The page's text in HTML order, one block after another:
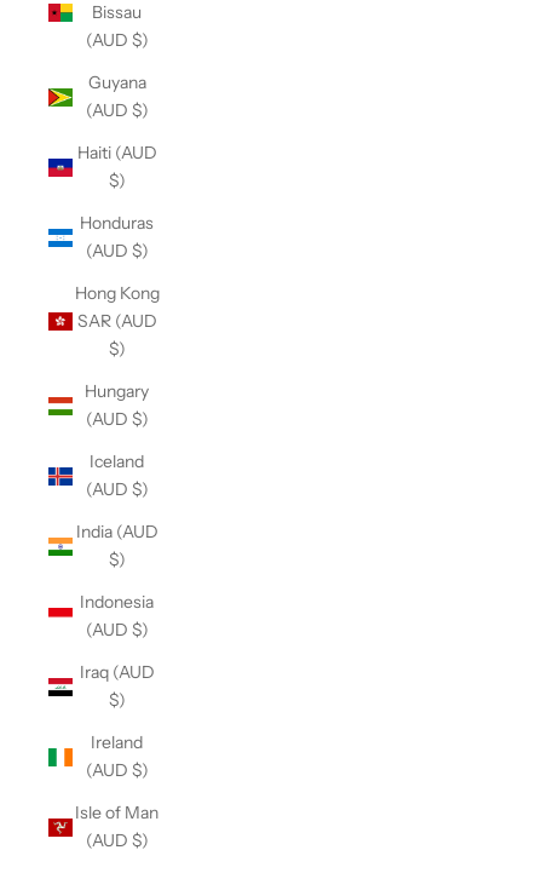
Bissau
(AUD $)
Guyana
(AUD $)
Haiti (AUD
$)
Honduras
(AUD $)
Hong Kong
SAR (AUD
$)
Hungary
(AUD $)
Iceland
(AUD $)
India (AUD
$)
Indonesia
(AUD $)
Iraq (AUD
$)
Ireland
(AUD $)
Isle of Man
(AUD $)